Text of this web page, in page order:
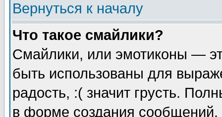
Вернуться к началу
Что такое смайлики?
Смайлики, или эмотиконы —
быть использованы для
радость, :( значит грусть.
в форме создания сообщений.